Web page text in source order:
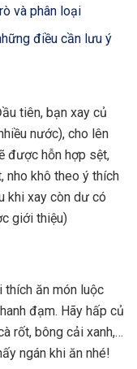
và phân loại
điều cần lưu ý
tiên, bạn xay củ
nước), cho lên
được hỗn hợp sệt,
nho khô theo ý thích
khi xay còn dư có
giới thiệu)
thích ăn món luộc
đạm. Hãy hấp củ
rốt, bông cải xanh,…
ngán khi ăn nhé!